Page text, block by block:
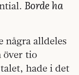
Borde ha
några alldeles
över tio
hade i det